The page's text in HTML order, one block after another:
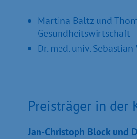
Martina Baltz und
Gesundheitswirtschaft
Dr. med. univ.
Preisträger in der
Jan-Christoph Block und